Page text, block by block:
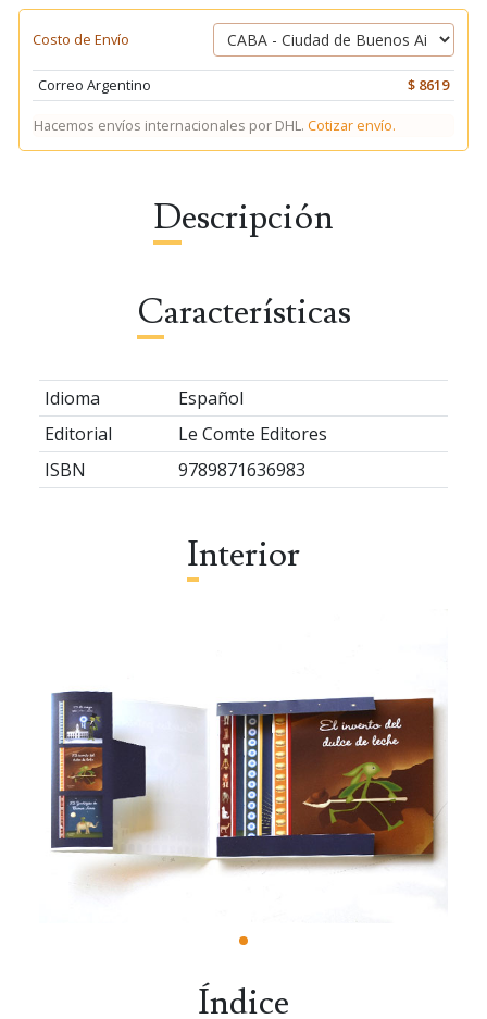
Costo de Envío
Correo Argentino $ 8619
Hacemos envíos internacionales por DHL. Cotizar envío.
Descripción
Características
Idioma
Español
Editorial
Le Comte Editores
ISBN
9789871636983
Interior
Índice